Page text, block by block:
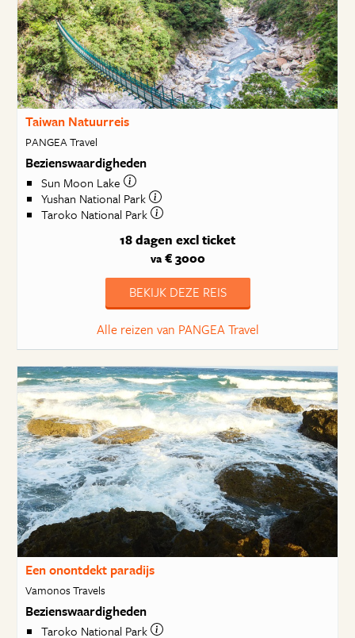
Taiwan Natuurreis
PANGEA Travel
Bezienswaardigheden
Sun Moon Lake
Yushan National Park
Taroko National Park
18 dagen excl ticket
va€ 3000
BEKIJK DEZE REIS
Alle reizen van PANGEA Travel
Een onontdekt paradijs
Vamonos Travels
Bezienswaardigheden
Taroko National Park